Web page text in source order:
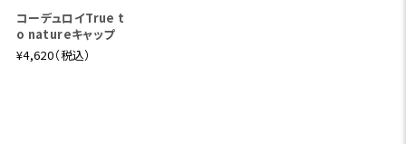
コーデュロイTrue t
o natureキャップ
¥4,620（税込）